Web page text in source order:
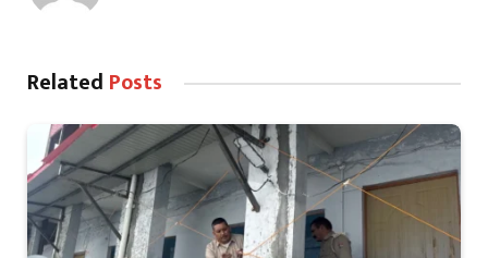
Related Posts